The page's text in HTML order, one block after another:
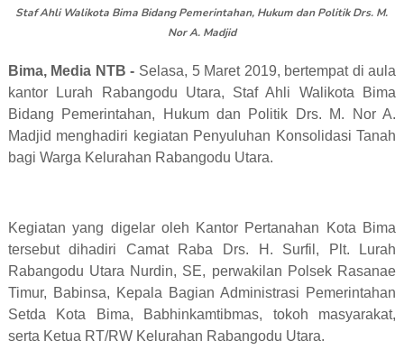
Staf Ahli Walikota Bima Bidang Pemerintahan, Hukum dan Politik Drs. M.
Nor A. Madjid
Bima, Media NTB - Selasa, 5 Maret 2019, bertempat di aula
kantor Lurah Rabangodu Utara, Staf Ahli Walikota Bima
Bidang Pemerintahan, Hukum dan Politik Drs. M. Nor A.
Madjid menghadiri kegiatan Penyuluhan Konsolidasi Tanah
bagi Warga Kelurahan Rabangodu Utara.
Kegiatan yang digelar oleh Kantor Pertanahan Kota Bima
tersebut dihadiri Camat Raba Drs. H. Surfil, Plt. Lurah
Rabangodu Utara Nurdin, SE, perwakilan Polsek Rasanae
Timur, Babinsa, Kepala Bagian Administrasi Pemerintahan
Setda Kota Bima, Babhinkamtibmas, tokoh masyarakat,
serta Ketua RT/RW Kelurahan Rabangodu Utara.